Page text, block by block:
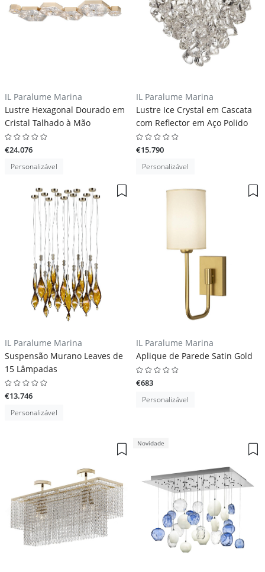
IL Paralume Marina
Lustre Hexagonal Dourado em
Cristal Talhado à Mão
€24.076
Personalizável
IL Paralume Marina
Lustre Ice Crystal em Cascata
com Reflector em Aço Polido
€15.790
Personalizável
IL Paralume Marina
Suspensão Murano Leaves de
15 Lâmpadas
€13.746
Personalizável
IL Paralume Marina
Aplique de Parede Satin Gold
€683
Personalizável
Novidade